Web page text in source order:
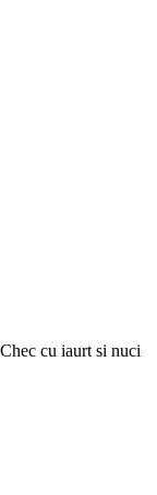
Chec cu iaurt si nuci